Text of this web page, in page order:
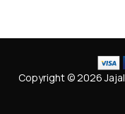
Copyright © 2026